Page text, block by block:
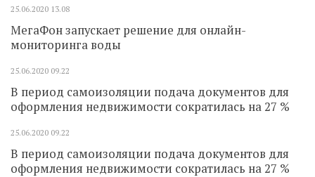
25.06.2020 13.08
МегаФон запускает решение для онлайн-
мониторинга воды
25.06.2020 09.22
В период самоизоляции подача документов для
оформления недвижимости сократилась на 27 %
25.06.2020 09.22
В период самоизоляции подача документов для
оформления недвижимости сократилась на 27 %